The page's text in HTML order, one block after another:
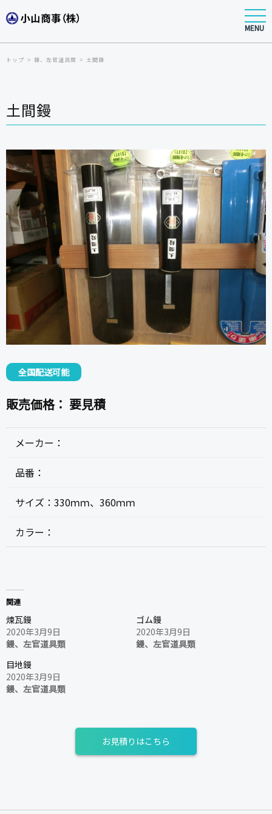
MENU
トップ 鏝、左官道具類 土間鏝
土間鏝
全国配送可能
販売価格： 要見積
メーカー：
品番：
サイズ： 330ｍｍ、360ｍｍ
カラー：
関連
煉瓦鏝
2020年3月9日
鏝、左官道具類
ゴム鏝
2020年3月9日
鏝、左官道具類
目地鏝
2020年3月9日
鏝、左官道具類
お見積りはこちら